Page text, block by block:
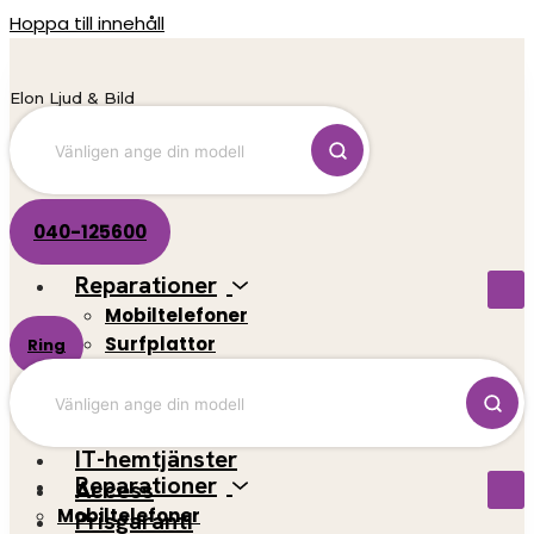
Hoppa till innehåll
Elon Ljud & Bild
040-125600
Reparationer
Mobiltelefoner
Surfplattor
Datorer
IT-hemtjänster
Access
Prisgaranti
Ring
Reparationer
Mobiltelefoner